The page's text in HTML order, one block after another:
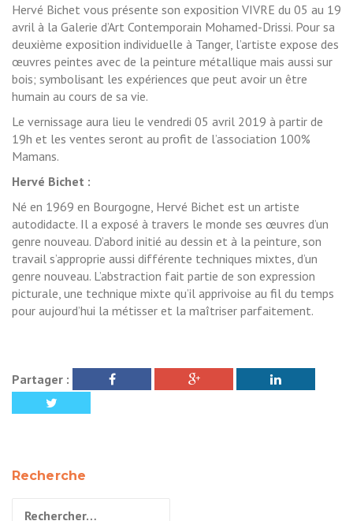
Hervé Bichet vous présente son exposition VIVRE du 05 au 19
avril à la Galerie d’Art Contemporain Mohamed-Drissi. Pour sa
deuxième exposition individuelle à Tanger, l’artiste expose des
œuvres peintes avec de la peinture métallique mais aussi sur
bois; symbolisant les expériences que peut avoir un être
humain au cours de sa vie.
Le vernissage aura lieu le vendredi 05 avril 2019 à partir de
19h et les ventes seront au profit de l’association 100%
Mamans.
Hervé Bichet :
Né en 1969 en Bourgogne, Hervé Bichet est un artiste
autodidacte. Il a exposé à travers le monde ses œuvres d’un
genre nouveau. D’abord initié au dessin et à la peinture, son
travail s’approprie aussi différente techniques mixtes, d’un
genre nouveau. L’abstraction fait partie de son expression
picturale, une technique mixte qu’il apprivoise au fil du temps
pour aujourd’hui la métisser et la maîtriser parfaitement.
Partager :
Recherche